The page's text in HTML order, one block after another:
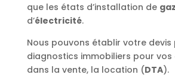
que les états d’installation de gaz
d’électricité.
Nous pouvons établir votre devis
diagnostics immobiliers pour
dans la vente, la location (DTA).